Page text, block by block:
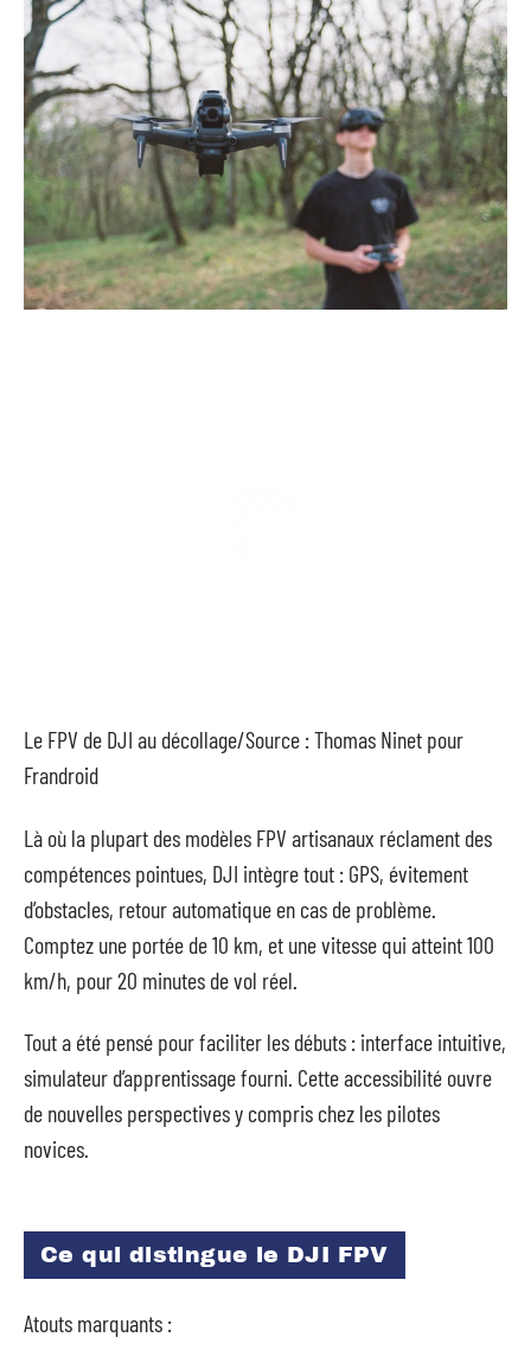
Le FPV de DJI au décollage/Source : Thomas Ninet pour
Frandroid
Là où la plupart des modèles FPV artisanaux réclament des
compétences pointues, DJI intègre tout : GPS, évitement
d’obstacles, retour automatique en cas de problème.
Comptez une portée de 10 km, et une vitesse qui atteint 100
km/h, pour 20 minutes de vol réel.
Tout a été pensé pour faciliter les débuts : interface intuitive,
simulateur d’apprentissage fourni. Cette accessibilité ouvre
de nouvelles perspectives y compris chez les pilotes
novices.
Ce qui distingue le DJI FPV
Atouts marquants :